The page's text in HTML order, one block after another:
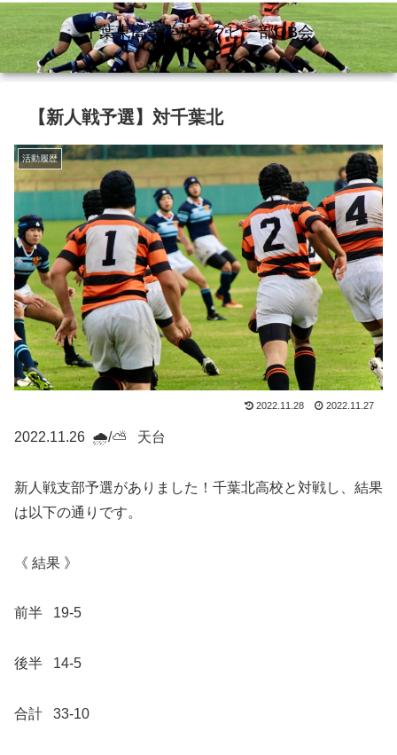
千葉東高等学校ラグビー部OB会
【新人戦予選】対千葉北
活動履歴
2022.11.28 2022.11.27
2022.11.26 🌧/⛅️ 天台
新人戦支部予選がありました！千葉北高校と対戦し、結果
は以下の通りです。
《 結果 》
前半 19-5
後半 14-5
合計 33-10